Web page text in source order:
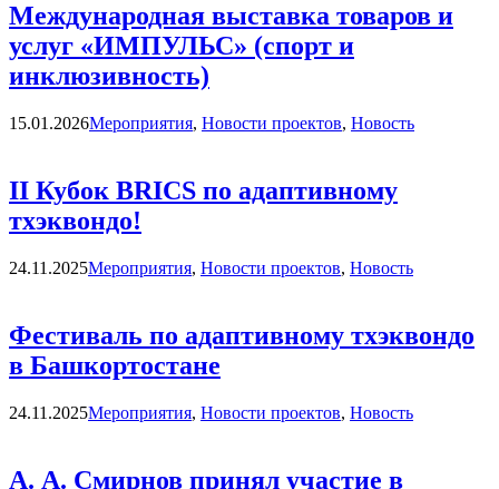
Международная выставка товаров и
услуг «ИМПУЛЬС» (спорт и
инклюзивность)
15.01.2026Категории
Мероприятия, Новости проектов, Новость
II Кубок BRICS по адаптивному
тхэквондо!
24.11.2025Категории
Мероприятия, Новости проектов, Новость
Фестиваль по адаптивному тхэквондо
в Башкортостане
24.11.2025Категории
Мероприятия, Новости проектов, Новость
А. А. Смирнов принял участие в